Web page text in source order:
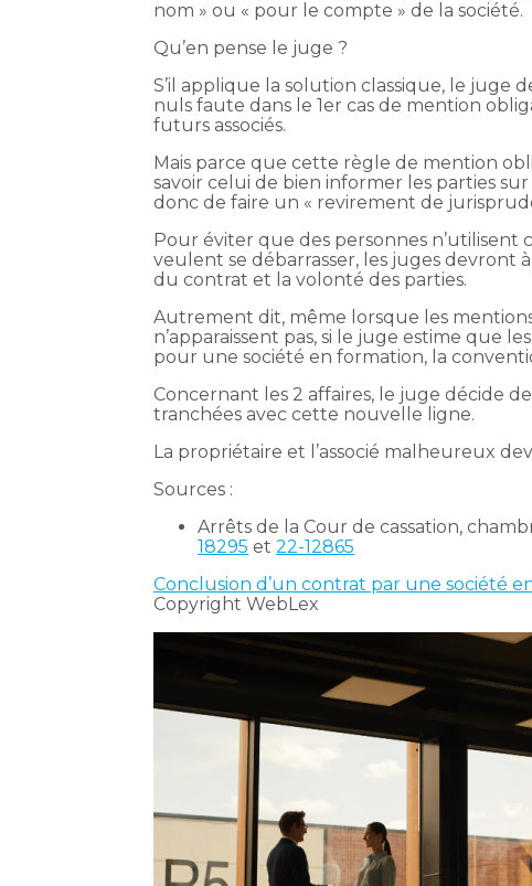
nom » ou « pour le compte » de la société.
Qu’en pense le juge ?
S’il applique la solution classique, le juge
nuls faute dans le 1er cas de mention
futurs associés.
Mais parce que cette règle de mention
savoir celui de bien informer les parties
donc de faire un « revirement de
Pour éviter que des personnes
veulent se débarrasser, les juges devront
du contrat et la volonté des parties.
Autrement dit, même lorsque les
n’apparaissent pas, si le juge estime que
pour une société en formation, la
Concernant les 2 affaires, le juge décide
tranchées avec cette nouvelle ligne.
La propriétaire et l’associé malheureux
Sources :
Arrêts de la Cour de cassation,
18295 et22-12865
Conclusion d’un contrat par une société
Copyright WebLex